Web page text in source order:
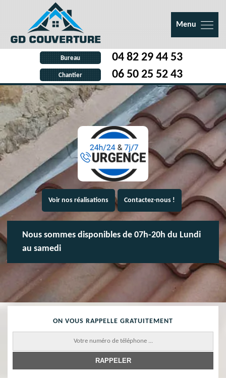
Menu
Bureau 04 82 29 44 53
Chantier 06 50 25 52 43
Voir nos réalisations Contactez-nous !
Nous sommes disponibles de 07h-20h du Lundi
au samedi
ON VOUS RAPPELLE GRATUITEMENT